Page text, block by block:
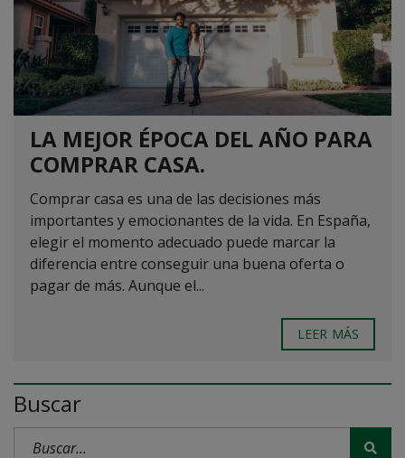
LA MEJOR ÉPOCA DEL AÑO PARA
COMPRAR CASA.
Comprar casa es una de las decisiones más
importantes y emocionantes de la vida. En España,
elegir el momento adecuado puede marcar la
diferencia entre conseguir una buena oferta o
pagar de más. Aunque el...
LEER MÁS
Buscar